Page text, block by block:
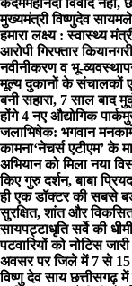
कदममहानदी विवाद
मुख्यमंत्री विष्णुदेव साय
हमारा लक्ष्य : स्वास्थ्य
आरोपी गिरफ्तार किया
नवीनीकरण व भू-
मूल्य दुकानों के संचालकों
बनी सहारा, 7 साल बाद
होंगे 4 नए औद्योगिक पार्क
जलाभिषेक: भगवान
कामना‘नेचर्स एटीएम’ के
अभियान को मिला नया
किए गुरु दर्शन, बाबा
ही एक डॉक्टर की सबसे
सुरक्षित, शांत और
सायपट्टाधृति सर्वे की
पटवारियों को नोटिस
अवसर पर जिले में 7 से 15
विष्णु देव साय छत्तीसगढ़